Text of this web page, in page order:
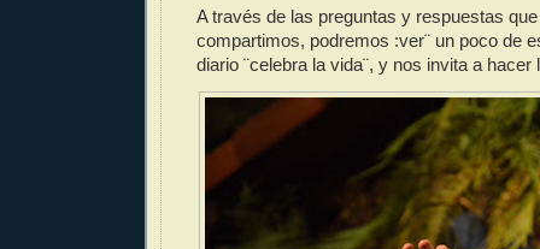
A través de las preguntas y respuestas
compartimos, podremos :ver¨ un poco de
diario ¨celebra la vida¨, y nos invita a hacer